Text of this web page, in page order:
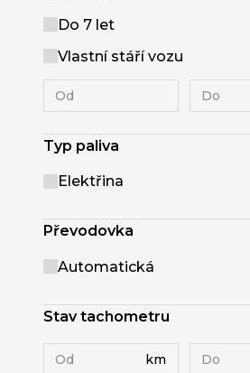
Do 7 let
Vlastní stáří vozu
Typ paliva
Elektřina
Převodovka
Automatická
Stav tachometru
km